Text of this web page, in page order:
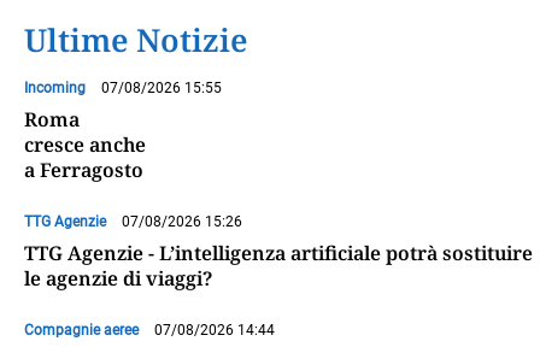
Ultime Notizie
Incoming 07/08/2026 15:55
Roma
cresce anche
a Ferragosto
TTG Agenzie 07/08/2026 15:26
TTG Agenzie - L’intelligenza artificiale potrà sostituire
le agenzie di viaggi?
Compagnie aeree 07/08/2026 14:44